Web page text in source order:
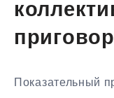
Показательный